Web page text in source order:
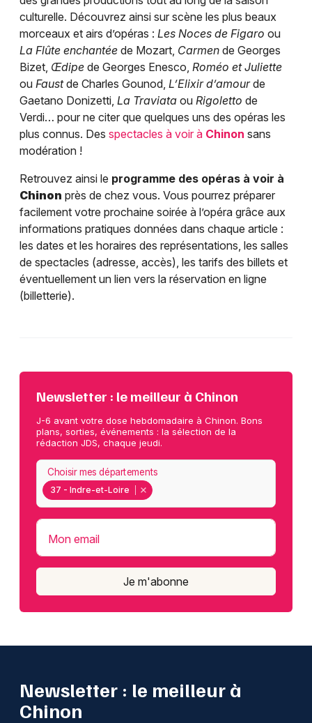
culturelle. Découvrez ainsi sur scène les plus beaux
morceaux et airs d’opéras : Les Noces de Figaro ou
La Flûte enchantée de Mozart, Carmen de Georges
Bizet, Œdipe de Georges Enesco, Roméo et Juliette
ou Faustde Charles Gounod, L’Elixir d’amourde
Gaetano Donizetti, La Traviata ou Rigoletto de
Verdi… pour ne citer que quelques uns des opéras les
plus connus. Des spectacles à voir à Chinon sans
modération !
Retrouvez ainsi le programme des opéras à voir à
Chinon près de chez vous. Vous pourrez préparer
facilement votre prochaine soirée à l’opéra grâce aux
informations pratiques données dans chaque article :
les dates et les horaires des représentations, les salles
de spectacles (adresse, accès), les tarifs des billets et
éventuellement un lien vers la réservation en ligne
(billetterie).
Newsletter : le meilleur à Chinon
J-6 avant votre dose hebdomadaire à Chinon. Bons
plans, sorties, événements : la sélection de la
rédaction JDS, chaque jeudi.
37 - Indre-et-Loire
Choisir mes départements
Mon email
Je m'abonne
Newsletter : le meilleur à
Chinon